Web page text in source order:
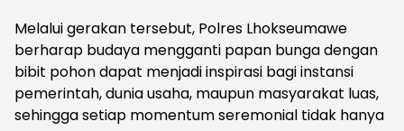
Melalui gerakan tersebut, Polres Lhokseumawe
berharap budaya mengganti papan bunga dengan
bibit pohon dapat menjadi inspirasi bagi instansi
pemerintah, dunia usaha, maupun masyarakat luas,
sehingga setiap momentum seremonial tidak hanya